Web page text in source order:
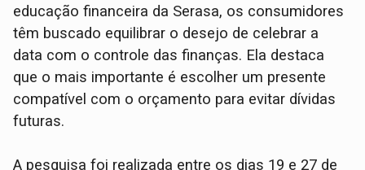
educação financeira da Serasa, os consumidores
têm buscado equilibrar o desejo de celebrar a
data com o controle das finanças. Ela destaca
que o mais importante é escolher um presente
compatível com o orçamento para evitar dívidas
futuras.
A pesquisa foi realizada entre os dias 19 e 27 de